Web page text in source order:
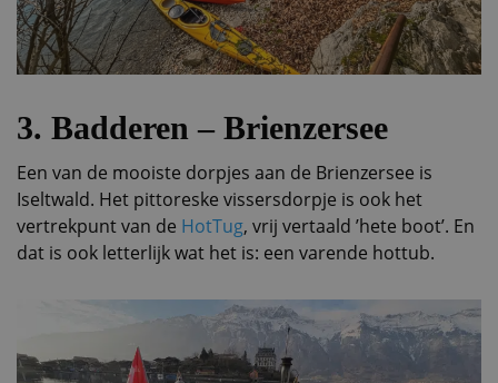
3. Badderen – Brienzersee
Een van de mooiste dorpjes aan de Brienzersee is
Iseltwald. Het pittoreske vissersdorpje is ook het
vertrekpunt van de HotTug, vrij vertaald ’hete boot’. En
dat is ook letterlijk wat het is: een varende hottub.